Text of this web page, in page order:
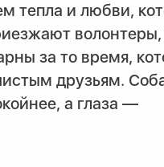
тепла и любви,
за то время,
друзьям.
а глаза —